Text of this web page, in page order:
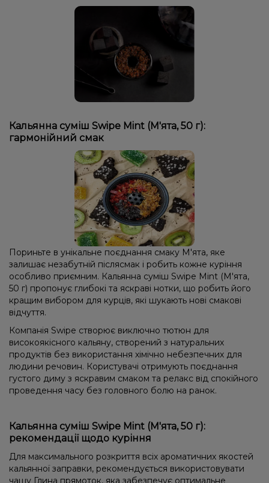
Кальянна суміш Swipe Mint (М'ята, 50 г):
гармонійний смак
Пориньте в унікальне поєднання смаку М'ята, яке
залишає незабутній післясмак і робить кожне куріння
особливо приємним. Кальянна суміш Swipe Mint (М'ята,
50 г) пропонує глибокі та яскраві нотки, що робить його
кращим вибором для курців, які шукають нові смакові
відчуття.
Компанія Swipe створює виключно тютюн для
високоякісного кальяну, створений з натуральних
продуктів без використання хімічно небезпечних для
людини речовин. Користувачі отримують поєднання
густого диму з яскравим смаком та релакс від спокійного
проведення часу без головного болю на ранок.
Кальянна суміш Swipe Mint (М'ята, 50 г):
рекомендації щодо куріння
Для максимального розкриття всіх ароматичних якостей
кальянної заправки, рекомендується використовувати
чашу Глина прямоток, яка забезпечує оптимальне